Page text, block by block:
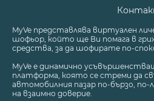
MyVe представлява виртуален
шофьор, който ще Ви помага в
средства, за да шофирате по-
MyVe е динамично
платформа, която се стреми да
автомобилния пазар по-бързо, по-
на взаимно доверие.